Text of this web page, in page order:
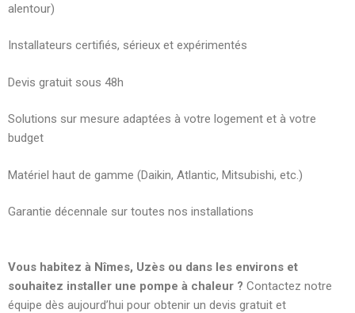
alentour)
Installateurs certifiés, sérieux et expérimentés
Devis gratuit sous 48h
Solutions sur mesure adaptées à votre logement et à votre
budget
Matériel haut de gamme (Daikin, Atlantic, Mitsubishi, etc.)
Garantie décennale sur toutes nos installations
Vous habitez à Nîmes, Uzès ou dans les environs et
souhaitez installer une pompe à chaleur ? Contactez notre
équipe dès aujourd’hui pour obtenir un devis gratuit et